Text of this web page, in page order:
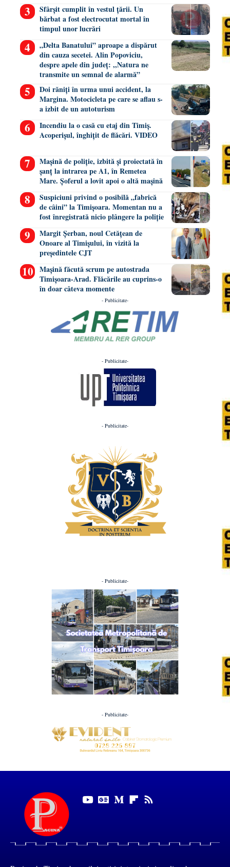
Sfârșit cumplit în vestul țării. Un
bărbat a fost electrocutat mortal în
timpul unor lucrări
„Delta Banatului” aproape a dispărut
din cauza secetei. Alin Popoviciu,
despre apele din județ: ,,Natura ne
transmite un semnal de alarmă”
Doi răniți în urma unui accident, la
Margina. Motocicleta pe care se aflau s-
a izbit de un autoturism
Incendiu la o casă cu etaj din Timiș.
Acoperișul, înghițit de flăcări. VIDEO
Mașină de poliție, izbită și proiectată în
șanț la intrarea pe A1, în Remetea
Mare. Șoferul a lovit apoi o altă mașină
Suspiciuni privind o posibilă „fabrică
de câini” la Timișoara. Momentan nu a
fost înregistrată nicio plângere la poliție
Margit Șerban, noul Cetățean de
Onoare al Timișului, în vizită la
președintele CJT
Mașină făcută scrum pe autostrada
Timișoara-Arad. Flăcările au cuprins-o
în doar câteva momente
- Publicitate-
- Publicitate-
- Publicitate-
- Publicitate-
- Publicitate-